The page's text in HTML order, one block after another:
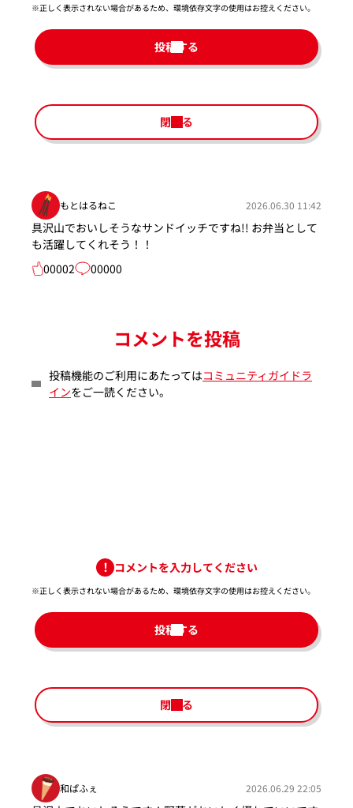
※正しく表示されない場合があるため、環境依存文字の使用はお控えください。​
投稿する
閉じる
もとはるねこ 2026.06.30 11:42
具沢山でおいしそうなサンドイッチですね!! お弁当として
も活躍してくれそう！！
00002
00000
コメントを投稿
投稿機能のご利用にあたってはコミュニティガイドラ
インをご一読ください。
コメントを入力してください
※正しく表示されない場合があるため、環境依存文字の使用はお控えください。​
投稿する
閉じる
和ぱふぇ 2026.06.29 22:05